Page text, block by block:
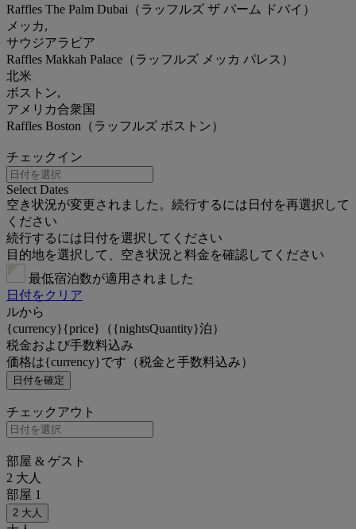
Raffles The Palm Dubai（ラッフルズ ザ パーム ドバイ）
メッカ,
サウジアラビア
Raffles Makkah Palace（ラッフルズ メッカ パレス）
北米
ボストン,
アメリカ合衆国
Raffles Boston（ラッフルズ ボストン）
チェックイン
Select Dates
空き状況が変更されました。続行するには日付を再選択して
ください
続行するには日付を選択してください
目的地を選択して、空き状況と料金を確認してください
最低宿泊数が適用されました
日付をクリア
ルから
{currency}{price}（{nightsQuantity}泊）
税金および手数料込み
価格は{currency}です（税金と手数料込み）
日付を確定
チェックアウト
部屋 & ゲスト
2 大人
部屋 1
2 大人